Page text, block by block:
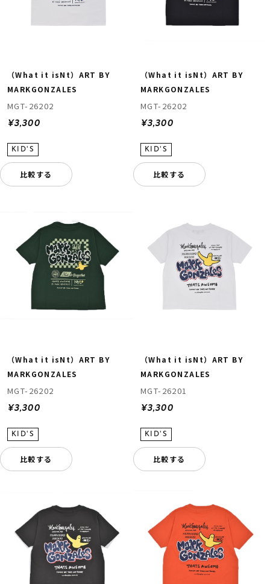
（What it isNt）ART BY
MARKGONZALES
MGT-26202
¥3,300
比較する
（What it isNt）ART BY
MARKGONZALES
MGT-26202
¥3,300
比較する
（What it isNt）ART BY
MARKGONZALES
MGT-26202
¥3,300
比較する
（What it isNt）ART BY
MARKGONZALES
MGT-26201
¥3,300
比較する